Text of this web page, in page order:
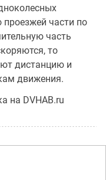
части по
часть
то
дистанцию и
движения.
на DVHAB.ru